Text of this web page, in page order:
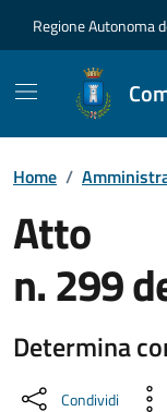
Regione Autonoma
Home /
Atto
n. 299
Determina
Dettaglio del
Condividi